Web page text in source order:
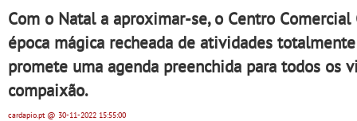
Com o Natal a aproximar-se, o Centro
época mágica recheada de atividades
promete uma agenda preenchida para todos
compaixão.
cardapio.pt@ 30-11-2022 15:55:00